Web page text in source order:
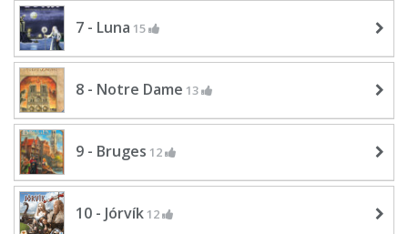
7 - Luna 15
8 - Notre Dame 13
9 - Bruges 12
10 - Jórvík 12